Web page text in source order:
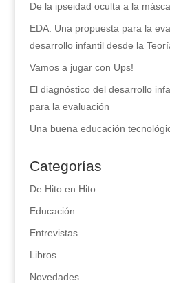
De la ipseidad oculta a la
EDA: Una propuesta para la
desarrollo infantil desde la
Vamos a jugar con Ups!
El diagnóstico del desarrollo
para la evaluación
Una buena educación
Categorías
De Hito en Hito
Educación
Entrevistas
Libros
Novedades